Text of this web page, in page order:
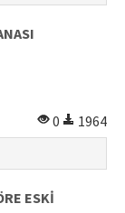
0
1964
ESKİ